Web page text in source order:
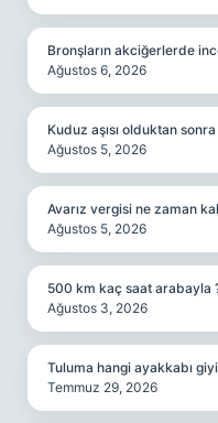
Bronşların akciğerlerde
Ağustos 6, 2026
Kuduz aşısı olduktan
Ağustos 5, 2026
Avarız vergisi ne zaman
Ağustos 5, 2026
500 km kaç saat arabayla
Ağustos 3, 2026
Tuluma hangi ayakkabı
Temmuz 29, 2026